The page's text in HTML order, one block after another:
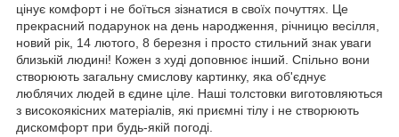
цінує комфорт і не боїться зізнатися в своїх почуттях. Це
прекрасний подарунок на день народження, річницю весілля,
новий рік, 14 лютого, 8 березня і просто стильний знак уваги
близькій людині! Кожен з худі доповнює інший. Спільно вони
створюють загальну смислову картинку, яка об'єднує
люблячих людей в єдине ціле. Наші толстовки виготовляються
з високоякісних матеріалів, які приємні тілу і не створюють
дискомфорт при будь-якій погоді.